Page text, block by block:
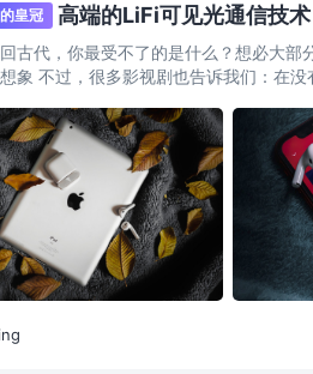
皇冠 高端的LiFi可见光通信技
古代，你最受不了的是什么？想必大部
象 不过，很多影视剧也告诉我们：在